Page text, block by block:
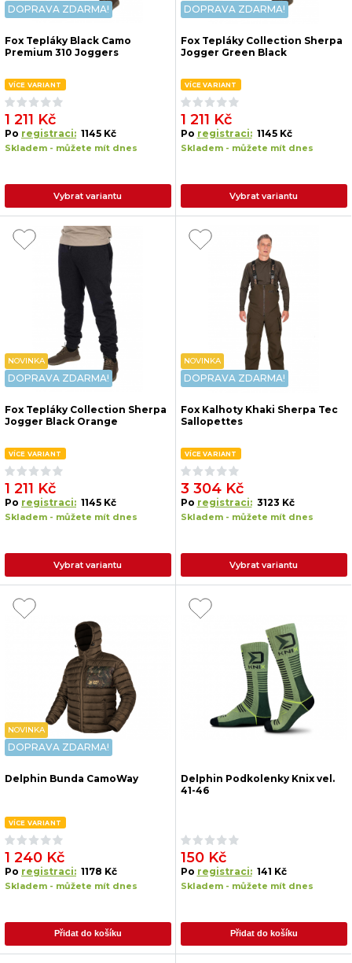
DOPRAVA ZDARMA!
Fox Tepláky Black Camo
Premium 310 Joggers
VÍCE VARIANT
1 211 Kč
Po registraci: 1145 Kč
Skladem - můžete mít dnes
Vybrat variantu
DOPRAVA ZDARMA!
Fox Tepláky Collection Sherpa
Jogger Green Black
VÍCE VARIANT
1 211 Kč
Po registraci: 1145 Kč
Skladem - můžete mít dnes
Vybrat variantu
NOVINKA
DOPRAVA ZDARMA!
Fox Tepláky Collection Sherpa
Jogger Black Orange
VÍCE VARIANT
1 211 Kč
Po registraci: 1145 Kč
Skladem - můžete mít dnes
Vybrat variantu
NOVINKA
DOPRAVA ZDARMA!
Fox Kalhoty Khaki Sherpa Tec
Sallopettes
VÍCE VARIANT
3 304 Kč
Po registraci: 3123 Kč
Skladem - můžete mít dnes
Vybrat variantu
NOVINKA
DOPRAVA ZDARMA!
Delphin Bunda CamoWay
VÍCE VARIANT
1 240 Kč
Po registraci: 1178 Kč
Skladem - můžete mít dnes
Přidat do košíku
Delphin Podkolenky Knix vel.
41-46
150 Kč
Po registraci: 141 Kč
Skladem - můžete mít dnes
Přidat do košíku